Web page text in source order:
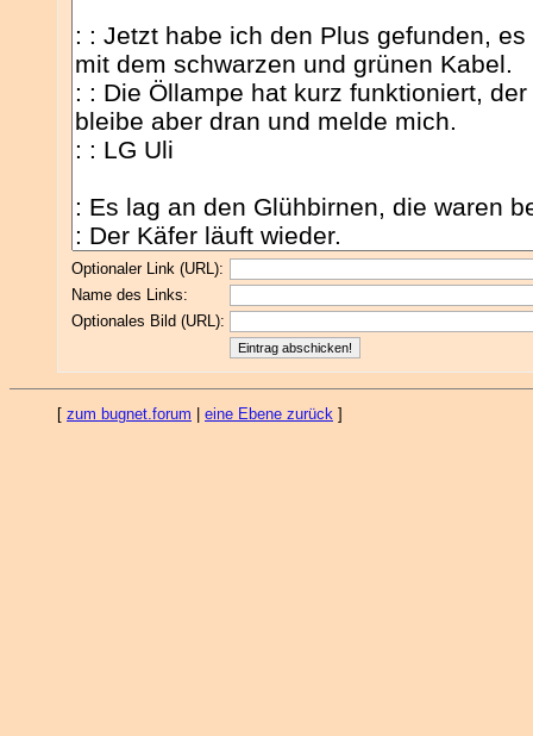
Optionaler Link (URL):
Name des Links:
Optionales Bild (URL):
[ zum bugnet.forum eine Ebene zurück ]